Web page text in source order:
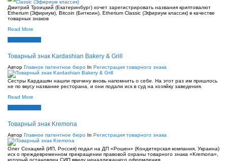
Дмитрий Троицкий (Екатеринбург) хочет зарегистрировать названия криптовалют
Etherium (Эфириум), Bitcoin (Биткоин), Etherium Classic (Эфириум классик) в качестве
товарных знаков
Read More
Товарный знак Kardashian Bakery & Grill
Автор Главное патентное бюро In Регистрация товарного знака
Сестры Кардашян нашли причину вновь напомнить о себе. На этот раз им пришлось
не по вкусу название ресторана, и они подали иск в суд на хозяйку заведения.
Read More
Товарный знак Kremona
Автор Главное патентное бюро In Регистрация товарного знака
Олег Сохацкий (ИП, Россия) подал на ДП «Рошен» (Кондитерская компания, Украина)
иск о преждевременном прекращении правовой охраны товарного знака «Kremona»,
который остановлен СИП ввиду ненадлежащего оформления.